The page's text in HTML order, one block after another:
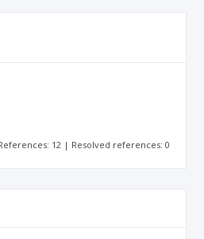
12 | Resolved references: 0